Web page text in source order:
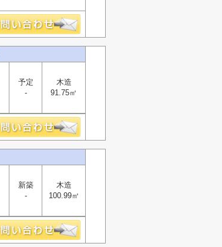
予定
-
木造
91.75㎡
新築
-
木造
100.99㎡